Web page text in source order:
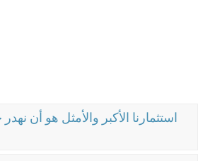
استثمارنا الأكبر والأمثل هو أن